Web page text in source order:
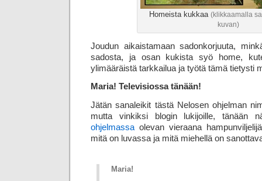
Homeista kukkaa (klikkaamalla
kuvan)
Joudun aikaistamaan sadonkorjuuta,
sadosta, ja osan kukista syö home,
ylimääräistä tarkkailua ja työtä tämä tietysti
Maria! Televisiossa tänään!
Jätän sanaleikit tästä Nelosen ohjelman
mutta vinkiksi blogin lukijoille, tänään
ohjelmassa olevan vieraana
mitä on luvassa ja mitä miehellä on
Maria!